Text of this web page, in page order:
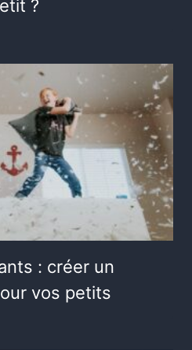
?
: créer un
vos petits